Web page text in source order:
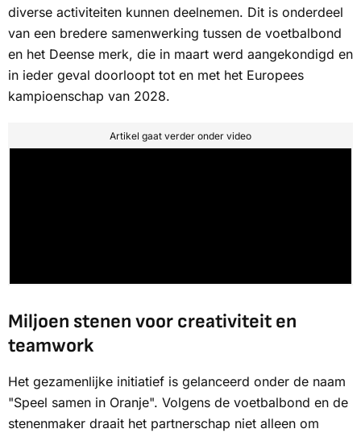
diverse activiteiten kunnen deelnemen. Dit is onderdeel
van een bredere samenwerking tussen de voetbalbond
en het Deense merk, die in maart werd aangekondigd en
in ieder geval doorloopt tot en met het Europees
kampioenschap van 2028.
Artikel gaat verder onder video
Miljoen stenen voor creativiteit en
teamwork
Het gezamenlijke initiatief is gelanceerd onder de naam
"Speel samen in Oranje". Volgens de voetbalbond en de
stenenmaker draait het partnerschap niet alleen om